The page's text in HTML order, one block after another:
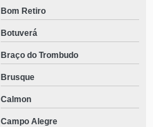
Bom Retiro
Botuverá
Braço do Trombudo
Brusque
Calmon
Campo Alegre